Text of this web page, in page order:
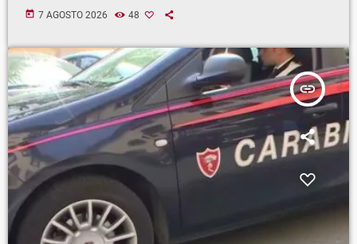
today 7 AGOSTO 2026 48
insert_link